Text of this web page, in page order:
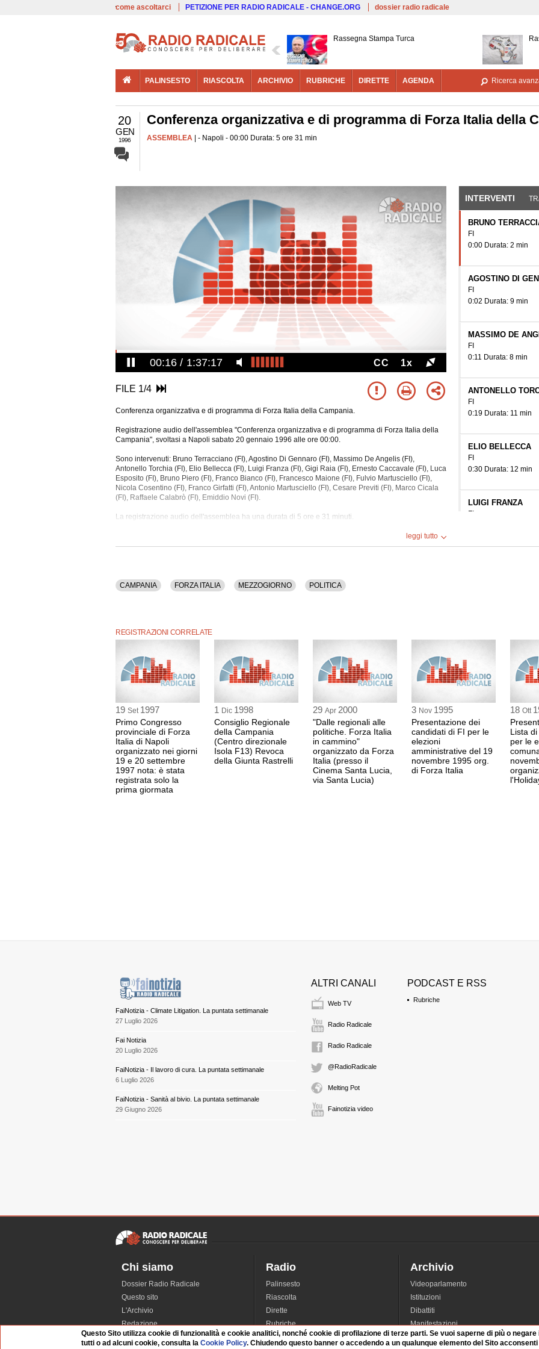
Salta al contenuto principale
come ascoltarci PETIZIONE PER RADIO RADICALE - CHANGE.ORG dossier radio radicale
Rassegna Stampa Turca
PALINSESTO RIASCOLTA ARCHIVIO RUBRICHE DIRETTE AGENDA Ricerca
20
GEN
1996
Conferenza organizzativa e di programma di Forza Italia della
ASSEMBLEA | - Napoli - 00:00 Durata: 5 ore 31 min
00:17 1:37:17 CC 1x
FILE 1/4
Conferenza organizzativa e di programma di Forza Italia della Campania.
Registrazione audio dell'assemblea "Conferenza organizzativa e di programma di Forza Italia della
Campania", svoltasi a Napoli sabato 20 gennaio 1996 alle ore 00:00.
Sono intervenuti: Bruno Terracciano (FI), Agostino Di Gennaro (FI), Massimo De Angelis (FI),
Antonello Torchia (FI), Elio Bellecca (FI), Luigi Franza (FI), Gigi Raia (FI), Ernesto Caccavale (FI), Luca
Esposito (FI), Bruno Piero (FI), Franco Bianco (FI), Francesco Maione (FI), Fulvio Martusciello (FI),
Nicola Cosentino (FI), Franco Girfatti (FI), Antonio Martusciello (FI), Cesare Previti (FI), Marco Cicala
(FI), Raffaele Calabrò (FI), Emiddio Novi (FI).
La registrazione audio dell'assemblea ha una durata di 5 ore e 31 minuti.
leggi tutto
INTERVENTI
BRUNO
FI
0:00 Durata: 2 min
AGOSTINO DI
FI
0:02 Durata: 9 min
MASSIMO DE
FI
0:11 Durata: 8 min
ANTONELLO
FI
0:19 Durata: 11 min
ELIO BELLECCA
FI
0:30 Durata: 12 min
LUIGI FRANZA
FI
BRUNO
FI
LUCA ESPOSITO
FI
segue
1:36 Durata: 23 min
2:28 Durata: 7 min
riprende
Coordinatore
3:40 Durata: 24 min
CAMPANIA FORZA ITALIA MEZZOGIORNO POLITICA
REGISTRAZIONI CORRELATE
19 Set 1997
Primo Congresso
provinciale di Forza
Italia di Napoli
organizzato nei giorni
19 e 20 settembre
1997 nota: è stata
registrata solo la
prima giormata
1 Dic 1998
Consiglio Regionale
della Campania
(Centro direzionale
Isola F13) Revoca
della Giunta Rastrelli
29 Apr 2000
"Dalle regionali alle
politiche. Forza Italia
in cammino"
organizzato da Forza
Italia (presso il
Cinema Santa Lucia,
via Santa Lucia)
3 Nov 1995
Presentazione dei
candidati di FI per le
elezioni
amministrative del 19
novembre 1995 org.
di Forza Italia
18 Ott
Lista
per le
FaiNotizia - Climate Litigation. La puntata settimanale
27 Luglio 2026
Fai Notizia
20 Luglio 2026
FaiNotizia - Il lavoro di cura. La puntata settimanale
6 Luglio 2026
FaiNotizia - Sanità al bivio. La puntata settimanale
29 Giugno 2026
ALTRI CANALI
Web TV
Radio Radicale
Radio Radicale
@RadioRadicale
Melting Pot
Fainotizia video
PODCAST E RSS
Rubriche
Chi siamo
Dossier Radio Radicale
Questo sito
L'Archivio
Redazione
La musica da Requiem
Radio
Palinsesto
Riascolta
Dirette
Rubriche
Interviste
Archivio
Videoparlamento
Istituzioni
Dibattiti
Manifestazioni
Radicali
Questo Sito utilizza cookie di funzionalità e cookie analitici, nonché cookie di profilazione di terze parti. Se vuoi saperne di più o
tutti o ad alcuni cookie, consulta laCookie Policy. Chiudendo questo banner o accedendo a un qualunque elemento del Sito